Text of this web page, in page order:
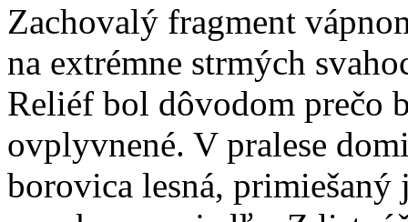
Zachovalý fragment
na extrémne strmých
Reliéf bol dôvodom prečo
ovplyvnené. V pralese
borovica lesná, primiešaný